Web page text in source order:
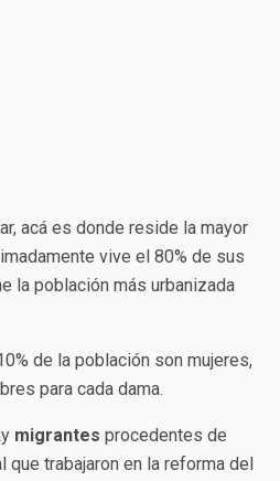
acá es donde reside la mayor
vive el 80% de sus
la población más urbanizada
de la población son mujeres,
para cada dama.
migrantes procedentes de
que trabajaron en la reforma del